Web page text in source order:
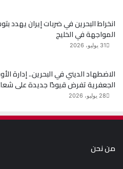
انخراط البحرين في ضربات إيران يهدد
المواجهة في الخليج
31 يوليو، 2026
الاضطهاد الديني في البحرين.. إدارة
الجعفرية تفرض قيودًا جديدة على
28 يوليو، 2026
من نحن